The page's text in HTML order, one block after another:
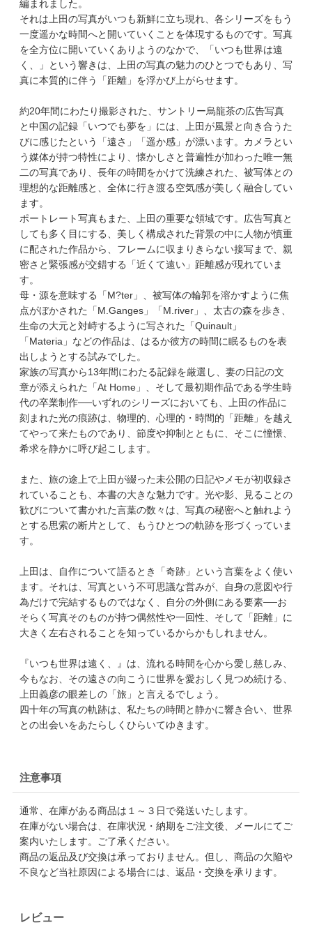
編まれました。
それは上田の写真がいつも新鮮に立ち現れ、各シリーズをもう
一度遥かな時間へと開いていくことを体現するものです。写真
を全方位に開いていくありようのなかで、「いつも世界は遠
く、」という響きは、上田の写真の魅力のひとつでもあり、写
真に本質的に伴う「距離」を浮かび上がらせます。
約20年間にわたり撮影された、サントリー烏龍茶の広告写真
と中国の記録「いつでも夢を」には、上田が風景と向き合うた
びに感じたという「遠さ」「遥か感」が漂います。カメラとい
う媒体が持つ特性により、懐かしさと普遍性が加わった唯一無
二の写真であり、長年の時間をかけて洗練された、被写体との
理想的な距離感と、全体に行き渡る空気感が美しく融合してい
ます。
ポートレート写真もまた、上田の重要な領域です。広告写真と
しても多く目にする、美しく構成された背景の中に人物が慎重
に配された作品から、フレームに収まりきらない接写まで、親
密さと緊張感が交錯する「近くて遠い」距離感が現れていま
す。
母・源を意味する「M?ter」、被写体の輪郭を溶かすように焦
点がぼかされた「M.Ganges」「M.river」、太古の森を歩き、
生命の大元と対峙するように写された「Quinault」
「Materia」などの作品は、はるか彼方の時間に眠るものを表
出しようとする試みでした。
家族の写真から13年間にわたる記録を厳選し、妻の日記の文
章が添えられた「At Home」、そして最初期作品である学生時
代の卒業制作──いずれのシリーズにおいても、上田の作品に
刻まれた光の痕跡は、物理的、心理的・時間的「距離」を越え
てやって来たものであり、節度や抑制とともに、そこに憧憬、
希求を静かに呼び起こします。
また、旅の途上で上田が綴った未公開の日記やメモが初収録さ
れていることも、本書の大きな魅力です。光や影、見ることの
歓びについて書かれた言葉の数々は、写真の秘密へと触れよう
とする思索の断片として、もうひとつの軌跡を形づくっていま
す。
上田は、自作について語るとき「奇跡」という言葉をよく使い
ます。それは、写真という不可思議な営みが、自身の意図や行
為だけで完結するものではなく、自分の外側にある要素──お
そらく写真そのものが持つ偶然性や一回性、そして「距離」に
大きく左右されることを知っているからかもしれません。
『いつも世界は遠く、』は、流れる時間を心から愛し慈しみ、
今もなお、その遠さの向こうに世界を愛おしく見つめ続ける、
上田義彦の眼差しの「旅」と言えるでしょう。
四十年の写真の軌跡は、私たちの時間と静かに響き合い、世界
との出会いをあたらしくひらいてゆきます。
注意事項
通常、在庫がある商品は１～３日で発送いたします。
在庫がない場合は、在庫状況・納期をご注文後、メールにてご
案内いたします。ご了承ください。
商品の返品及び交換は承っておりません。但し、商品の欠陥や
不良など当社原因による場合には、返品・交換を承ります。
レビュー